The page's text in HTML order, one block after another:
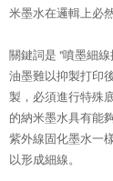
米墨水在邏輯上必
關鍵詞是 "噴墨細
油墨難以抑製打印
製，必須進行特殊
的納米墨水具有能
紫外線固化墨水一
以形成細線。